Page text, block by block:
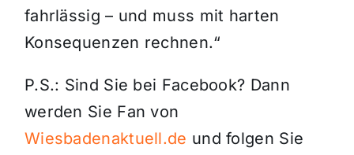
fahrlässig – und muss mit harten
Konsequenzen rechnen.“
P.S.: Sind Sie bei Facebook? Dann
werden Sie Fan von
Wiesbadenaktuell.de und folgen Sie